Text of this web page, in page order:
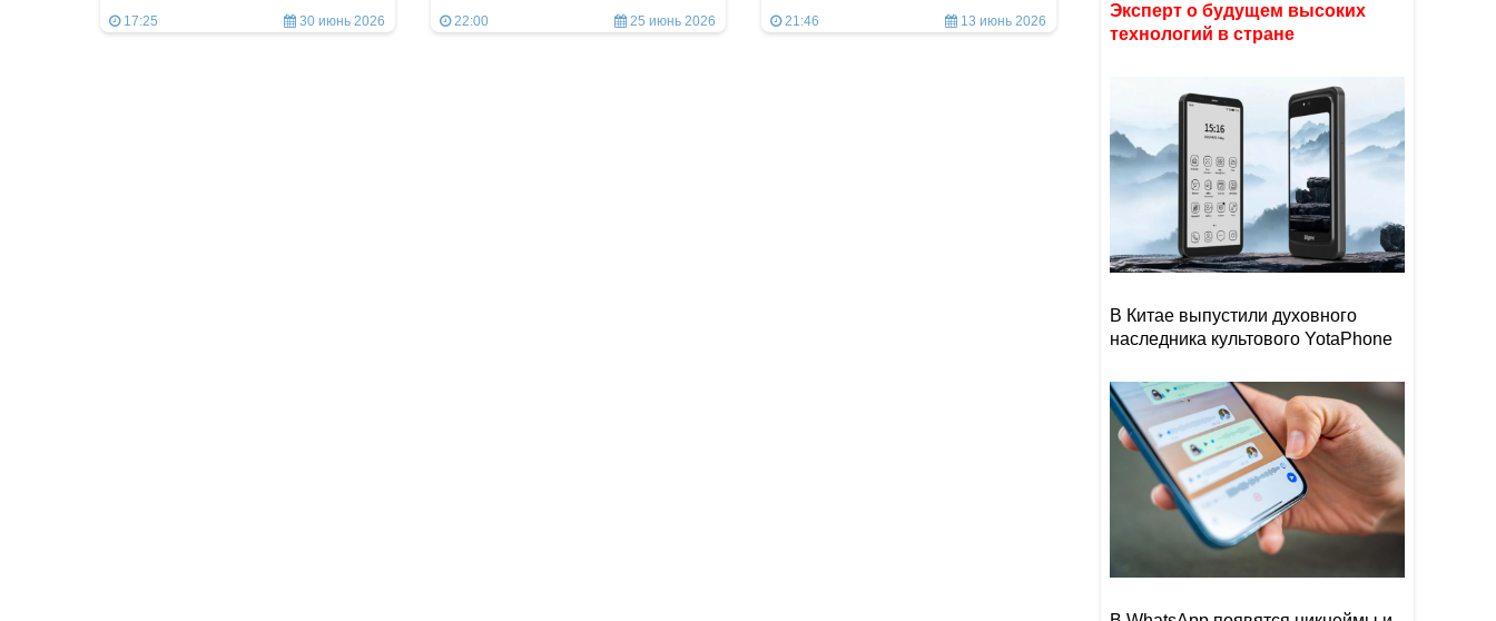
17:25 30 июнь 2026 22:00 25 июнь 2026 21:46 13 июнь 2026
Эксперт о будущем высоких
технологий в стране
В Китае выпустили духовного
наследника культового YotaPhone